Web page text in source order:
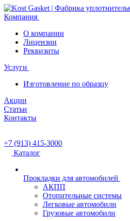
Компания
О компании
Лицензии
Реквизиты
Услуги
Изготовление по образцу
Акции
Статьи
Контакты
+7 (913) 415-3000
Каталог
Прокладки для автомобилей
АКПП
Отопительные системы
Легковые автомобили
Грузовые автомобили